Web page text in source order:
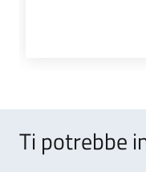
Ti potrebbe